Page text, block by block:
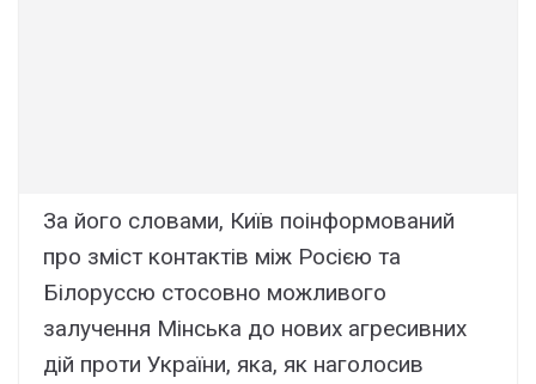
За його словами, Київ поінформований
про зміст контактів між Росією та
Білоруссю стосовно можливого
залучення Мінська до нових агресивних
дій проти України, яка, як наголосив